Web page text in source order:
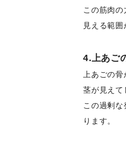
この筋肉
見える範囲
4.上あご
上あごの骨
茎が見えて
この過剰
ります。